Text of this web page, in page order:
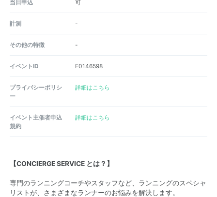
当日申込 可
計測 -
その他の特徴 -
イベントID E0146598
プライバシーポリシ
ー
詳細はこちら
イベント主催者申込
規約
詳細はこちら
【CONCIERGE SERVICE とは？​】
専門のランニングコーチやスタッフなど、ランニングのスペシャ
リストが、さまざまなランナーのお悩みを解決します。